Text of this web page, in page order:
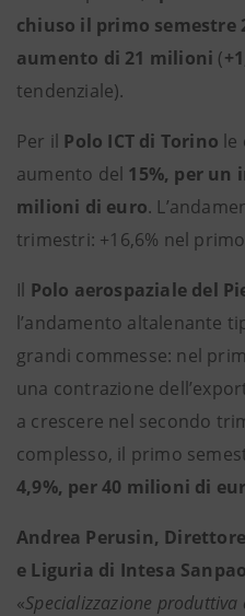
chiuso il primo semestre
aumento di 21 milioni (
tendenziale).
Per il Polo ICT di Torino le
aumento del 15%, per un
milioni di euro.
trimestri: +16,6% nel
Il Polo aerospaziale del
l’andamento altalenante
grandi commesse: nel
una contrazione
a crescere nel secondo
complesso, il primo
4,9%, per 40 milioni di
Andrea Perusin,
e Liguria di Intesa
«Specializzazione